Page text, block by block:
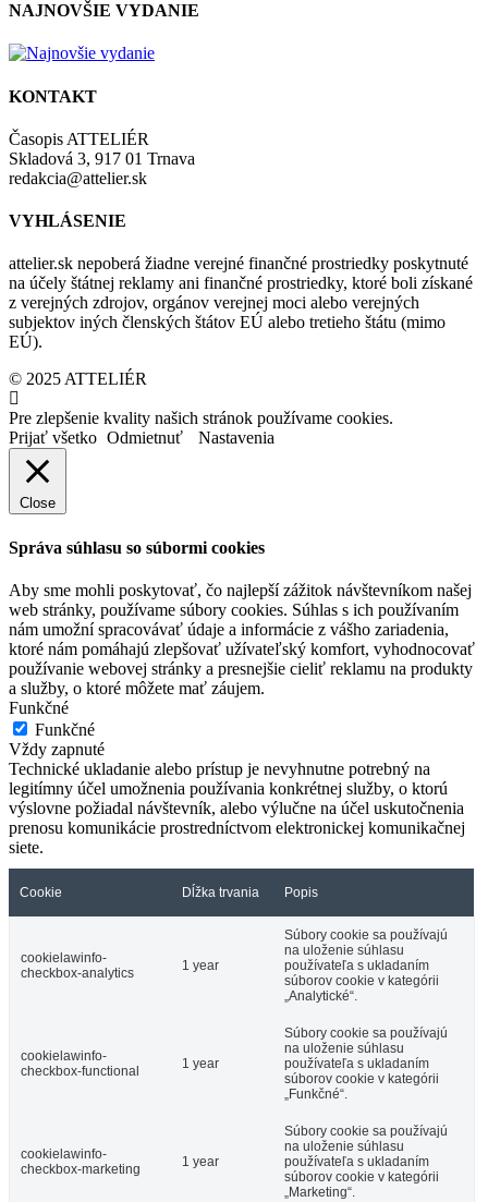
NAJNOVŠIE VYDANIE
KONTAKT
Časopis ATTELIÉR
Skladová 3, 917 01 Trnava
redakcia@attelier.sk
VYHLÁSENIE
attelier.sk nepoberá žiadne verejné finančné prostriedky poskytnuté
na účely štátnej reklamy ani finančné prostriedky, ktoré boli získané
z verejných zdrojov, orgánov verejnej moci alebo verejných
subjektov iných členských štátov EÚ alebo tretieho štátu (mimo
EÚ).
© 2025 ATTELIÉR
Pre zlepšenie kvality našich stránok používame cookies.
Prijať všetko Odmietnuť Nastavenia
Close
Správa súhlasu so súbormi cookies
Aby sme mohli poskytovať, čo najlepší zážitok návštevníkom našej
web stránky, používame súbory cookies. Súhlas s ich používaním
nám umožní spracovávať údaje a informácie z vášho zariadenia,
ktoré nám pomáhajú zlepšovať užívateľský komfort, vyhodnocovať
používanie webovej stránky a presnejšie cieliť reklamu na produkty
a služby, o ktoré môžete mať záujem.
Funkčné
Funkčné
Vždy zapnuté
Technické ukladanie alebo prístup je nevyhnutne potrebný na
legitímny účel umožnenia používania konkrétnej služby, o ktorú
výslovne požiadal návštevník, alebo výlučne na účel uskutočnenia
prenosu komunikácie prostredníctvom elektronickej komunikačnej
siete.
Cookie Dĺžka trvania Popis
cookielawinfo-
checkbox-analytics
1 year
Súbory cookie sa používajú
na uloženie súhlasu
používateľa s ukladaním
súborov cookie v kategórii
„Analytické“.
cookielawinfo-
checkbox-functional
1 year
Súbory cookie sa používajú
na uloženie súhlasu
používateľa s ukladaním
súborov cookie v kategórii
„Funkčné“.
cookielawinfo-
checkbox-marketing
1 year
Súbory cookie sa používajú
na uloženie súhlasu
používateľa s ukladaním
súborov cookie v kategórii
„Marketing“.